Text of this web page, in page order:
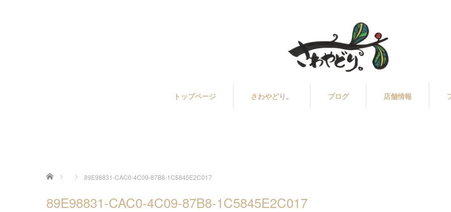
トップページ さわやどり。 ブログ 店舗情報
ホーム 89E98831-CAC0-4C09-87B8-1C5845E2C017
89E98831-CAC0-4C09-87B8-1C5845E2C017